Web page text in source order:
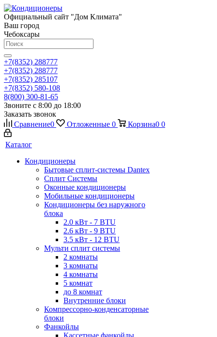
Официальный сайт "Дом Климата"
Ваш город
Чебоксары
+7(8352) 288777
+7(8352) 288777
+7(8352) 285107
+7(8352) 580-108
8(800) 300-81-65
Звоните с 8:00 до 18:00
Заказать звонок
Сравнение0 Отложенные 0 Корзина0 0
Каталог
Кондиционеры
Бытовые сплит-системы Dantex
Сплит Системы
Оконные кондиционеры
Мобильные кондиционеры
Кондиционеры без наружного
блока
2.0 кВт - 7 BTU
2.6 кВт - 9 BTU
3.5 кВт - 12 BTU
Мульти сплит системы
2 комнаты
3 комнаты
4 комнаты
5 комнат
до 8 комнат
Внутренние блоки
Компрессорно-конденсаторные
блоки
Фанкойлы
Кассетные фанкойлы